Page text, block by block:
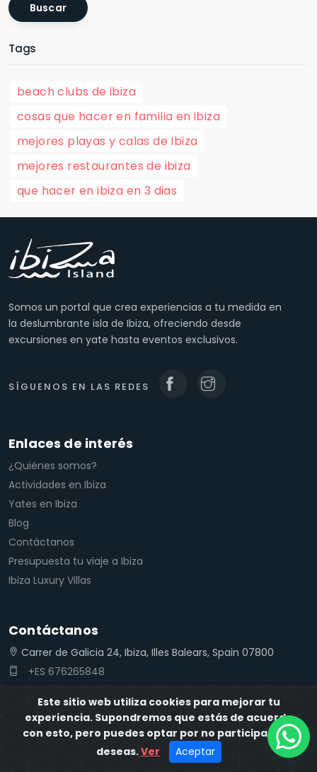
Buscar
Tags
beach clubs de ibiza
cosas que hacer en familia en ibiza
mejores playas y calas de Ibiza
mejores restaurantes de ibiza
que hacer en ibiza en 3 dias
Somos un portal que crea experiencias a tu medida en
la deslumbrante isla de Ibiza, ofreciendo desde
excursiones en yate hasta eventos exclusivos.
SÍGUENOS EN LAS REDES
Enlaces de interés
¿Quiénes somos?
Actividades en Ibiza
Yates en Ibiza
Blog
Contáctanos
Presupuesta tu viaje a Ibiza
Ibiza Luxury Villas
Contáctanos
Carrer de Galicia 24, Ibiza, Illes Balears, Spain 07800
+ES 676265848
Este sitio web utiliza cookies para mejorar tu
experiencia. Supondremos que estás de acuerdo
con esto, pero puedes optar por no participar si lo
deseas.Ver Aceptar